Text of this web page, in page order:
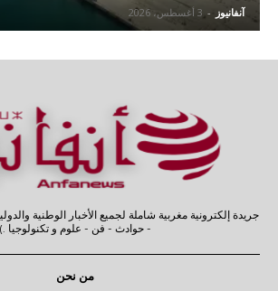
آنفانيوز - 3 أغسطس، 2026
جريدة إلكترونية مغربية شاملة لجميع الأخبار الوطنية
- حوادث - فن - علوم و تكنولوجيا .)
من نحن